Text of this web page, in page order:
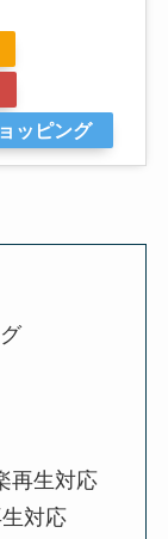
ッピング
再生対応
対応